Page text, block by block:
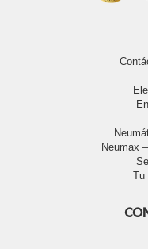
Neumax
Tu